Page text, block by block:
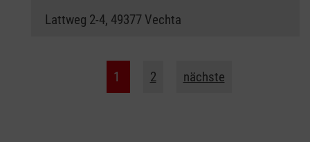
Lattweg 2-4, 49377 Vechta
1 2 nächste